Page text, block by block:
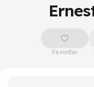
Favoritar